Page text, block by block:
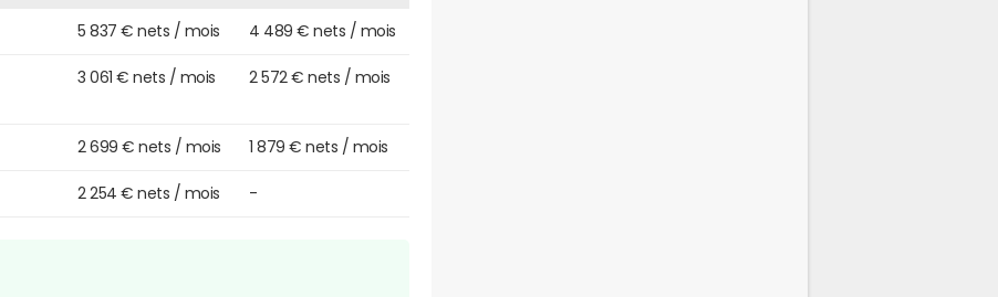
5 837 € nets / mois 4 489 € nets / mois
3 061 € nets / mois 2 572 € nets / mois
2 699 € nets / mois 1 879 € nets / mois
2 254 € nets / mois -